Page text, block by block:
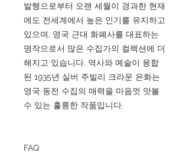
발행으로부터 오랜 세월이 경과한 현재
에도 전세계에서 높은 인기를 유지하고
있으며, 영국 근대 화폐사를 대표하는
명작으로서 많은 수집가의 컬렉션에 더
해지고 있습니다. 역사와 예술이 융합
된 1935년 실버 주빌리 크라운 은화는
영국 동전 수집의 매력을 마음껏 맛볼
수 있는 훌륭한 작품입니다.
FAQ